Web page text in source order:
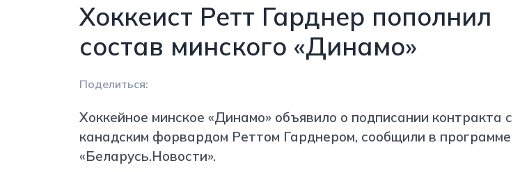
Хоккеист Ретт Гарднер пополнил
состав минского «Динамо»
Поделиться:
Хоккейное минское «Динамо» объявило о подписании контракта с
канадским форвардом Реттом Гарднером, сообщили в программе
«Беларусь.Новости».